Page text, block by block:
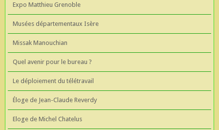
Expo Matthieu Grenoble
Musées départementaux Isère
Missak Manouchian
Quel avenir pour le bureau ?
Le déploiement du télétravail
Éloge de Jean-Claude Reverdy
Eloge de Michel Chatelus